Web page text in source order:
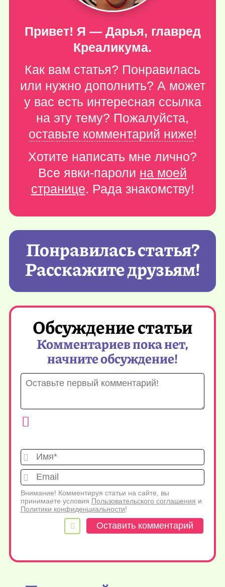
Привет! Я — Дарья, главред
Креаликума.
Как вам статья? Понравилась
или нужно дополнить? А может
у вас есть интересная ссылка
на эту тему? Пожалуйста,
оставьте комментарий ниже!
Хотите написать мне лично?
Все явки-пароли на моей
странице. Рада знакомству!
Понравилась статья?
Расскажите друзьям!
Обсуждение статьи
Комментариев пока нет,
начните обсуждение!
Имя*
Внимание! Комментируя статьи на сайте, вы
принимаете условия Пользовательского соглашения и
Политики конфиденциальности!